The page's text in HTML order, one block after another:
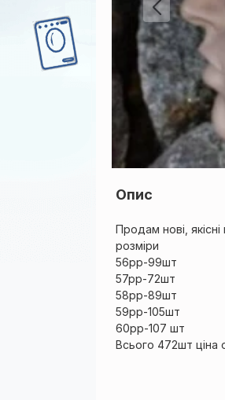
Опис
Продам нові,
розміри
56рр-99шт
57рр-72шт
58рр-89шт
59рр-105шт
60рр-107 шт
Всього 472шт ціна